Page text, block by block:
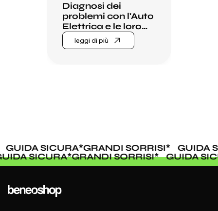
Diagnosi dei
problemi con l'Auto
Elettrica e le loro
soluzioni più rapide
leggi di più
GUIDA SICURA*GRANDI SORRISI*
GUIDA
SICURA*GRANDI SORRISI* GUIDA